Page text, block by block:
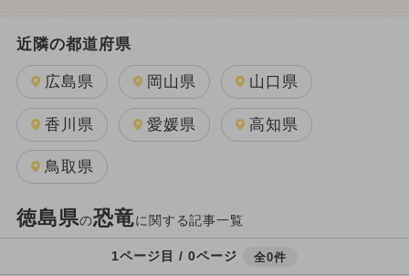
近隣の都道府県
広島県 岡山県 山口県
香川県 愛媛県 高知県
鳥取県
徳島県の恐竜に関する記事一覧
1ページ目 / 0ページ 全0件